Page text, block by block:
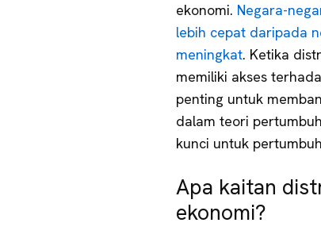
ekonomi. Negara-
lebih cepat daripada
meningkat. Ketika
memiliki akses
penting untuk
dalam teori
kunci untuk
Apa kaitan
ekonomi?